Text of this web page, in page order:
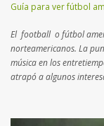
Guía para ver fútbol
El football o fútbol
norteamericanos. La
música en los
atrapó a algunos
al football como un